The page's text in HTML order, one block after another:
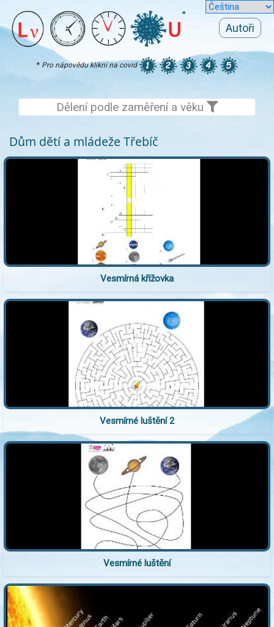
Autoři
* Pro nápovědu klikni na covid
Dělení podle zaměření a věku
Dům dětí a mládeže Třebíč
Vesmírná křížovka
Vesmírné luštění 2
Vesmírné luštění